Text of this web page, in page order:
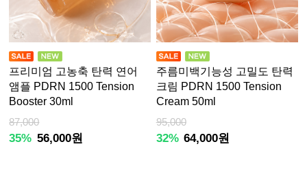
프리미엄 고농축 탄력 연어
앰플 PDRN 1500 Tension
Booster 30ml
87,000
35% 56,000원
주름미백기능성 고밀도 탄력
크림 PDRN 1500 Tension
Cream 50ml
95,000
32% 64,000원